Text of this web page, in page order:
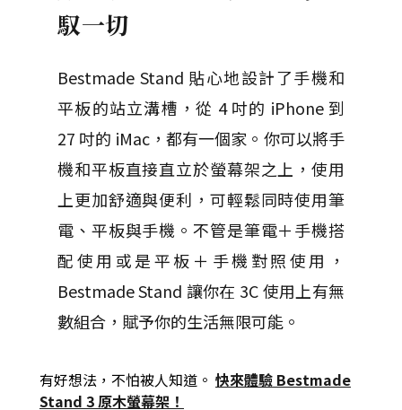
馭一切
Bestmade Stand 貼心地設計了手機和
平板的站立溝槽，從 4 吋的 iPhone 到
27 吋的 iMac，都有一個家。 你可以將手
機和平板直接直立於螢幕架之上，使用
上更加舒適與便利，可輕鬆同時使用筆
電、平板與手機。 不管是筆電＋手機搭
配使用或是平板＋手機對照使用，
Bestmade Stand 讓你在 3C 使用上有無
數組合，賦予你的生活無限可能。
有好想法，不怕被人知道。 快來體驗 Bestmade
Stand 3 原木螢幕架 ！